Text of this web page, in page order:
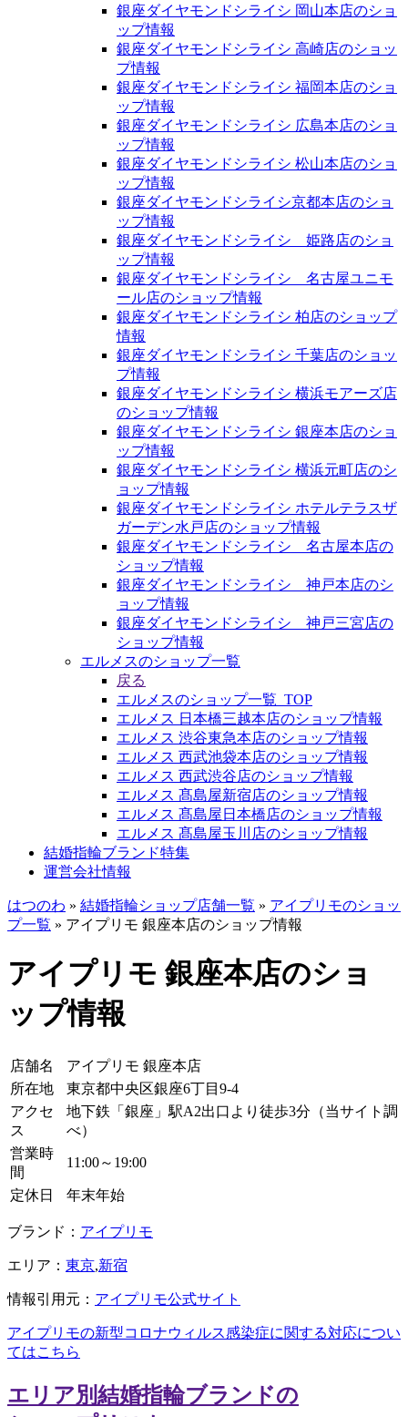
銀座ダイヤモンドシライシ 岡山本店のショ
ップ情報
銀座ダイヤモンドシライシ 高崎店のショッ
プ情報
銀座ダイヤモンドシライシ 福岡本店のショ
ップ情報
銀座ダイヤモンドシライシ 広島本店のショ
ップ情報
銀座ダイヤモンドシライシ 松山本店のショ
ップ情報
銀座ダイヤモンドシライシ京都本店のショ
ップ情報
銀座ダイヤモンドシライシ 姫路店のショ
ップ情報
銀座ダイヤモンドシライシ 名古屋ユニモ
ール店のショップ情報
銀座ダイヤモンドシライシ 柏店のショップ
情報
銀座ダイヤモンドシライシ 千葉店のショッ
プ情報
銀座ダイヤモンドシライシ 横浜モアーズ店
のショップ情報
銀座ダイヤモンドシライシ 銀座本店のショ
ップ情報
銀座ダイヤモンドシライシ 横浜元町店のシ
ョップ情報
銀座ダイヤモンドシライシ ホテルテラスザ
ガーデン水戸店のショップ情報
銀座ダイヤモンドシライシ 名古屋本店の
ショップ情報
銀座ダイヤモンドシライシ 神戸本店のシ
ョップ情報
銀座ダイヤモンドシライシ 神戸三宮店の
ショップ情報
エルメスのショップ一覧
戻る
エルメスのショップ一覧_TOP
エルメス 日本橋三越本店のショップ情報
エルメス 渋谷東急本店のショップ情報
エルメス 西武池袋本店のショップ情報
エルメス 西武渋谷店のショップ情報
エルメス 髙島屋新宿店のショップ情報
エルメス 髙島屋日本橋店のショップ情報
エルメス 髙島屋玉川店のショップ情報
結婚指輪ブランド特集
運営会社情報
はつのわ » 結婚指輪ショップ店舗一覧 » アイプリモのショッ
プ一覧 » アイプリモ 銀座本店のショップ情報
アイプリモ 銀座本店のショ
ップ情報
店舗名
アイプリモ 銀座本店
所在地
東京都中央区銀座6丁目9-4
アクセ
ス
地下鉄「銀座」駅A2出口より徒歩3分（当サイト調
べ）
営業時
間
11:00～19:00
定休日 年末年始
ブランド： アイプリモ
エリア： 東京,新宿
情報引用元： アイプリモ公式サイト
アイプリモの新型コロナウィルス感染症に関する対応につい
てはこちら
エリア別結婚指輪ブランドの